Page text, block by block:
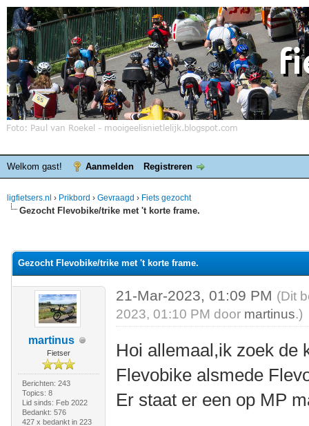
Welkom gast! Aanmelden Registreren
ligfietsers.nl › Prikbord › Gevraagd › Fiets gezocht
Gezocht Flevobike/trike met 't korte frame.
Gezocht Flevobike/trike met 't korte frame.
martinus
Fietser
Berichten: 243
Topics: 8
Lid sinds: Feb 2022
Bedankt: 576
427 x bedankt in 223
21-Mar-2023, 01:09 PM (Dit
2023, 01:10 PM door martinus.)
Hoi allemaal,ik zoek de
Flevobike alsmede
Er staat er een op MP